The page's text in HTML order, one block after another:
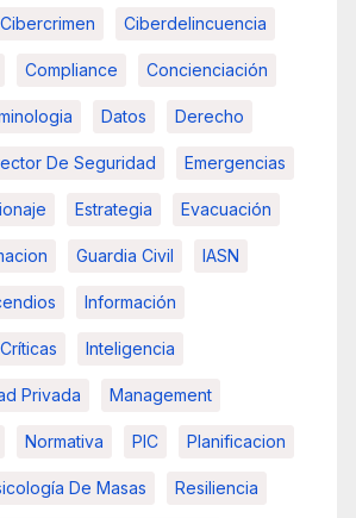
Cibercrimen Ciberdelincuencia
Compliance Concienciación
Datos Derecho
De Seguridad Emergencias
Estrategia Evacuación
Guardia Civil IASN
Información
Inteligencia
Privada Management
Normativa PIC Planificacion
De Masas Resiliencia